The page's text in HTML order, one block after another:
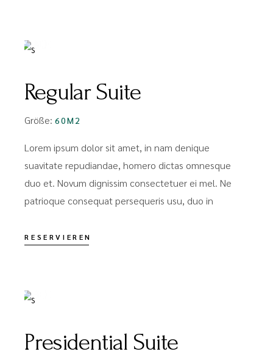
Regular Suite
Größe:60M2
Lorem ipsum dolor sit amet, in nam denique
suavitate repudiandae, homero dictas omnesque
duo et. Novum dignissim consectetuer ei mel. Ne
patrioque consequat persequeris usu, duo in
RESERVIEREN
Presidential Suite